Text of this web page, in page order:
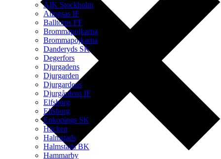
AIK Stockholm
Alingsas IF
Balltorps FF
Brommapojkarna
Brommapojkarna
Danderyds SK
Degerfors
Djurgadens
Djurgarden
Djurgardens
Djurgårdens IF
Elfsborg
Elfsborg
Enkopings SK
Häcken
Halmstads
Halmstads BK
Hammarby